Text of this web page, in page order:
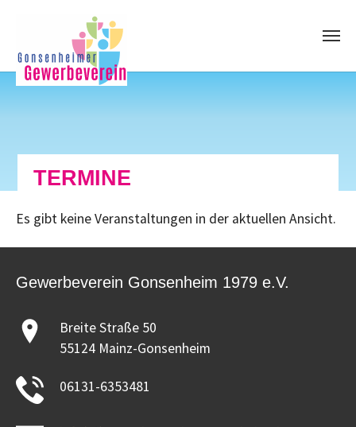
Skip to main content
TERMINE
Es gibt keine Veranstaltungen in der aktuellen Ansicht.
Gewerbeverein Gonsenheim 1979 e.V.
Breite Straße 50
55124 Mainz-Gonsenheim
06131-6353481